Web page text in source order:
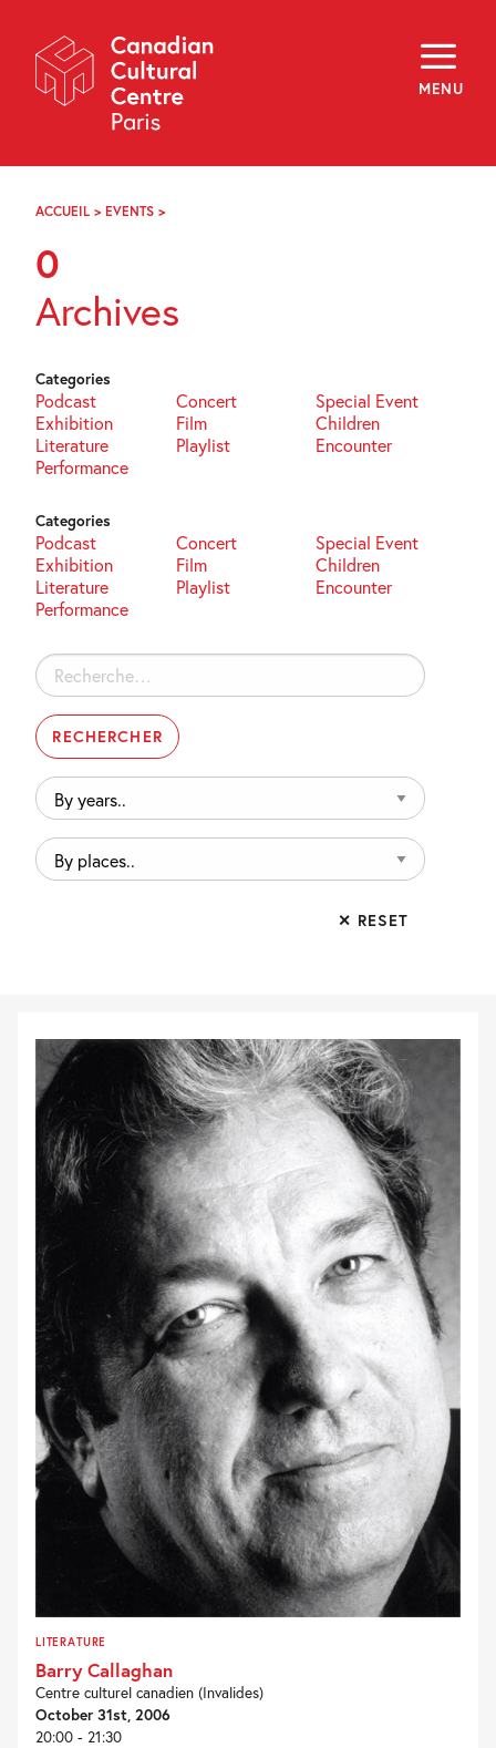
Navigation
MENU
About
Programming
Off-Site
Explore
Archives
FR
ACCUEIL > EVENTS >
0
Archives
Categories
Podcast Concert
Special Event
Exhibition
Film
Children
Literature
Playlist
Encounter
Performance
Categories
Podcast Concert
Special Event
Exhibition
Film
Children
Literature
Playlist
Encounter
Performance
Rechercher :
By
years..
By
places..
✕ RESET
LITERATURE
Barry Callaghan
Centre culturel canadien (Invalides)
October 31st, 2006
20:00 - 21:30